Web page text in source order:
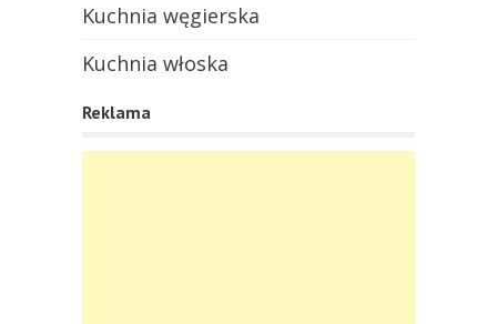
Kuchnia węgierska
Kuchnia włoska
Reklama